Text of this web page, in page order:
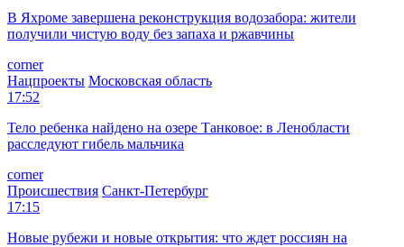
В Яхроме завершена реконструкция водозабора: жители
получили чистую воду без запаха и ржавчины
corner
Нацпроекты Московская область
17:52
Тело ребенка найдено на озере Танковое: в Ленобласти
расследуют гибель мальчика
corner
Происшествия Санкт-Петербург
17:15
Новые рубежи и новые открытия: что ждет россиян на